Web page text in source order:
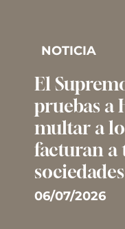
NOTICIA
El
pruebas a
multar a
facturan a
sociedades
06/07/2026